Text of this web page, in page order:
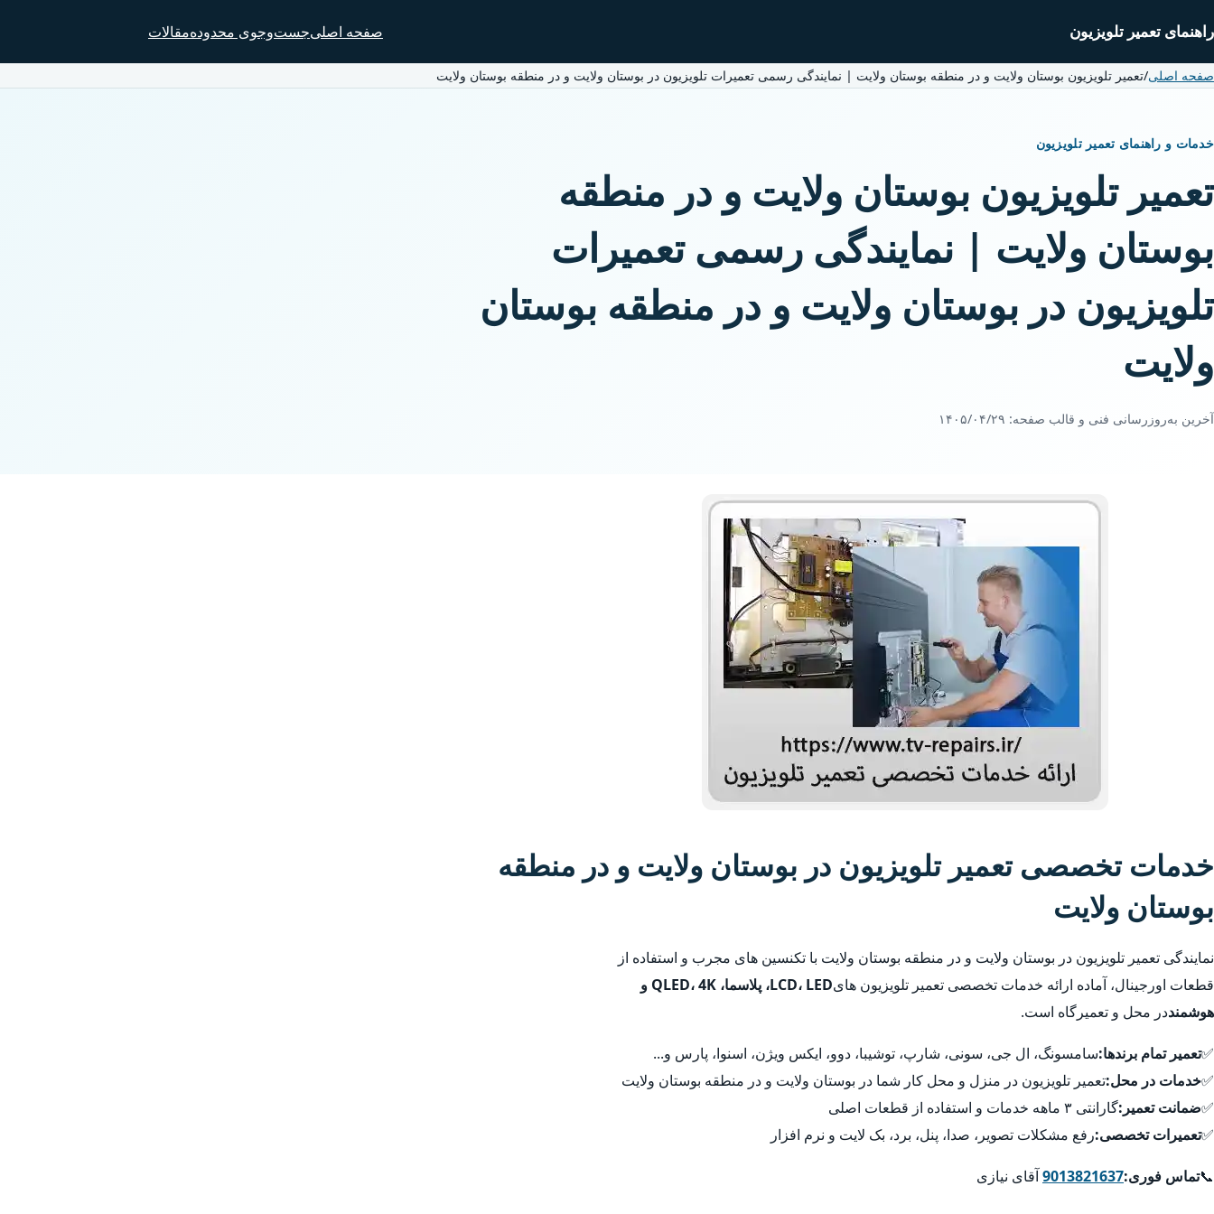
راهنمای تعمیر تلویزیون صفحه اصلیجست‌وجوی محدودهمقالات
صفحه اصلی/تعمیر تلویزیون بوستان ولایت و در منطقه بوستان ولایت | نمایندگی رسمی تعمیرات تلویزیون در بوستان ولایت و در منطقه بوستان ولایت
خدمات و راهنمای تعمیر تلویزیون
تعمیر تلویزیون بوستان ولایت و در منطقه
بوستان ولایت | نمایندگی رسمی تعمیرات
تلویزیون در بوستان ولایت و در منطقه بوستان
ولایت
آخرین به‌روزرسانی فنی و قالب صفحه: ۱۴۰۵/۰۴/۲۹
خدمات تخصصی تعمیر تلویزیون در بوستان ولایت و در منطقه
بوستان ولایت
نمایندگی تعمیر تلویزیون در بوستان ولایت و در منطقه بوستان ولایت با تکنسین های مجرب و استفاده از
قطعات اورجینال، آماده ارائه خدمات تخصصی تعمیر تلویزیون های
LCD، LED، پلاسما، QLED، 4K و
هوشمنددر محل و تعمیرگاه است.
✅تعمیر تمام برندها:سامسونگ، ال جی، سونی، شارپ، توشیبا، دوو، ایکس ویژن، اسنوا، پارس و...
✅خدمات در محل:تعمیر تلویزیون در منزل و محل کار شما در بوستان ولایت و در منطقه بوستان ولایت
✅ضمانت تعمیر:گارانتی ۳ ماهه خدمات و استفاده از قطعات اصلی
✅تعمیرات تخصصی:رفع مشکلات تصویر، صدا، پنل، برد، بک لایت و نرم افزار
📞تماس فوری:9013821637آقای نیازی